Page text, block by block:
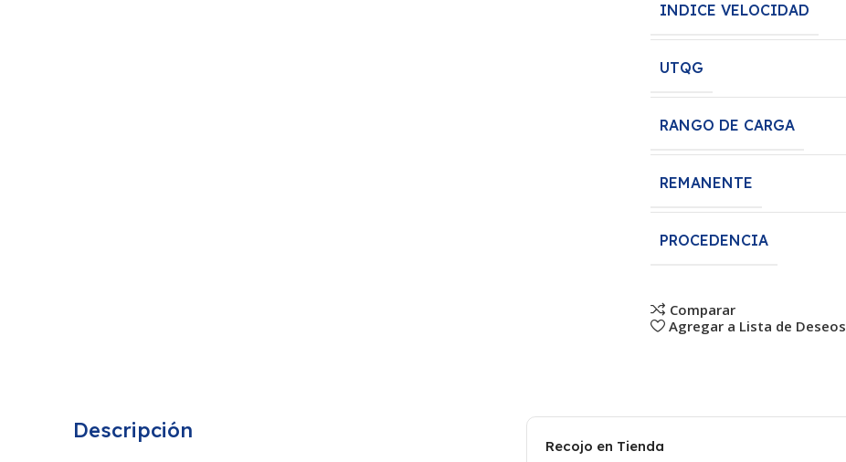
INDICE VELOCIDAD
UTQG
RANGO DE CARGA
REMANENTE
PROCEDENCIA
Comparar
Agregar a Lista de Deseos
Descripción
Recojo en Tienda